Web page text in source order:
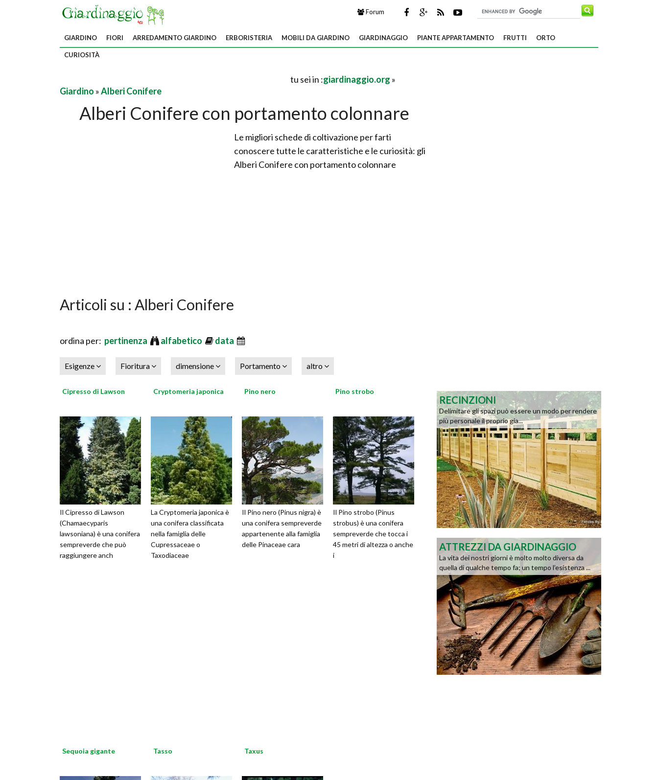
Forum
GIARDINO FIORI ARREDAMENTO GIARDINO ERBORISTERIA MOBILI DA GIARDINO GIARDINAGGIO PIANTE APPARTAMENTO FRUTTI ORTO
CURIOSITÀ
tu sei in :giardinaggio.org »
Giardino »Alberi Conifere
Alberi Conifere con portamento colonnare
Le migliori schede di coltivazione per farti
conoscere tutte le caratteristiche e le curiosità: gli
Alberi Conifere con portamento colonnare
Articoli su : Alberi Conifere
ordina per: pertinenza alfabetico data
Esigenze Fioritura dimensione Portamento altro
Cipresso di Lawson
Il Cipresso di Lawson
(Chamaecyparis
lawsoniana) è una conifera
sempreverde che può
raggiungere anch
Cryptomeria japonica
La Cryptomeria japonica è
una conifera classificata
nella famiglia delle
Cupressaceae o
Taxodiaceae
Pino nero
Il Pino nero (Pinus nigra) è
una conifera sempreverde
appartenente alla famiglia
delle Pinaceae cara
Pino strobo
Il Pino strobo (Pinus
strobus) è una conifera
sempreverde che tocca i
45 metri di altezza o anche
i
Sequoia gigante Tasso Taxus
RECINZIONI
Delimitare gli spazi può essere un modo per rendere
più personale il proprio gia...
ATTREZZI DA GIARDINAGGIO
La vita dei nostri giorni è molto molto diversa da
quella di qualche tempo fa; un tempo l’esistenza ...